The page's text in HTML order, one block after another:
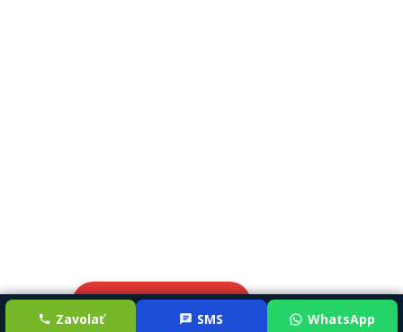
Odoberať novinky
Zavolať SMS WhatsApp